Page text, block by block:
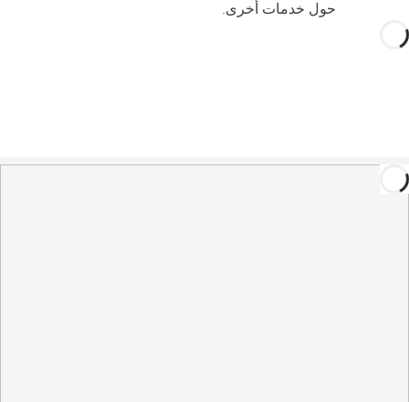
حول خدمات أخرى.